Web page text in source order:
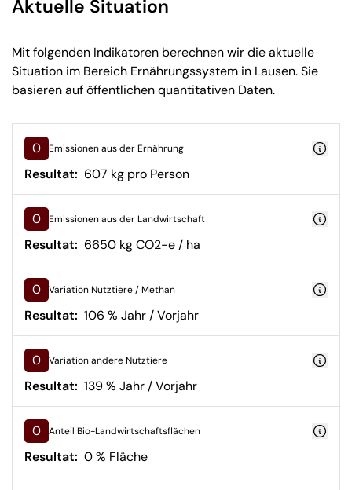
Aktuelle Situation
Mit folgenden Indikatoren berechnen wir die aktuelle
Situation im Bereich Ernährungssystem in Lausen. Sie
basieren auf öffentlichen quantitativen Daten.
0 Emissionen aus der Ernährung
Resultat: 607 kg pro Person
0 Emissionen aus der Landwirtschaft
Resultat: 6650 kg CO2-e / ha
0 Variation Nutztiere / Methan
Resultat: 106 % Jahr / Vorjahr
0 Variation andere Nutztiere
Resultat: 139 % Jahr / Vorjahr
0 Anteil Bio-Landwirtschaftsflächen
Resultat: 0 % Fläche